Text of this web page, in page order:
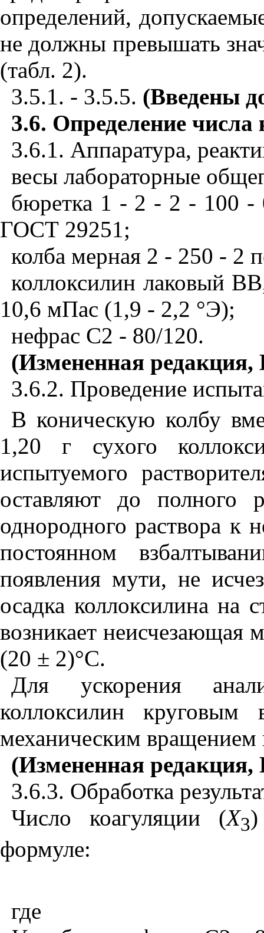
определений,
не должны превышать
(табл. 2).
3.5.1. - 3.5.5. (Введены
3.6. Определение числа
3.6.1. Аппаратура,
весы лабораторные
бюретка 1 - 2 - 2 - 100
ГОСТ 29251;
колба мерная 2 - 250 - 2
коллоксилин лаковый
10,6 мПас (1,9 - 2,2 °Э);
нефрас С2 - 80/120.
(Измененная
3.6.2. Проведение
В коническую колбу
1,20 г сухого
испытуемого
оставляют до полного
однородного раствора к
постоянном
появления мути, не
осадка коллоксилина на
возникает неисчезающая
(20 ± 2)°С.
Для ускорения
коллоксилин
механическим вращением
(Измененная
3.6.3. Обработка
Число коагуляции (Х3
формуле:
где